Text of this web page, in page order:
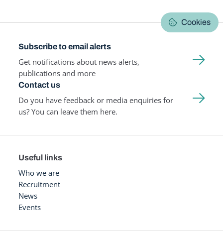
Cookies
Subscribe to email alerts
Get notifications about news alerts,
publications and more
Contact us
Do you have feedback or media enquiries for
us? You can leave them here.
Useful links
Who we are
Recruitment
News
Events